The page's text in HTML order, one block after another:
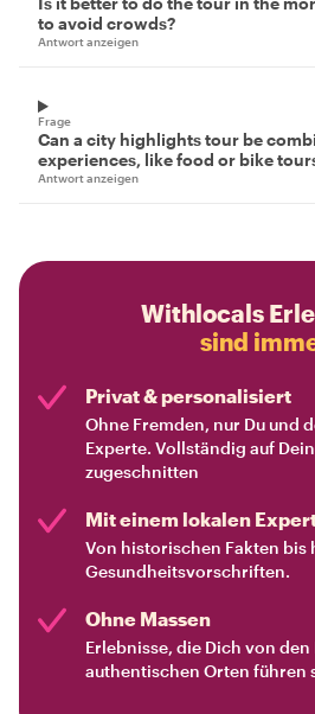
to avoid crowds?
Antwort anzeigen
Frage
Can a city highlights tour be
experiences, like food or bike
Antwort anzeigen
Withlocals
sind
Privat & personalisiert
Ohne Fremden, nur Du und
Experte. Vollständig auf
zugeschnitten
Mit einem lokalen
Von historischen Fakten bis
Gesundheitsvorschriften.
Ohne Massen
Erlebnisse, die Dich von den
authentischen Orten führen